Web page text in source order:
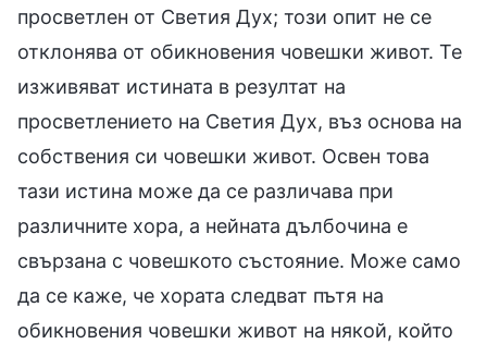
просветлен от Светия Дух; този опит не се
отклонява от обикновения човешки живот. Те
изживяват истината в резултат на
просветлението на Светия Дух, въз основа на
собствения си човешки живот. Освен това
тази истина може да се различава при
различните хора, а нейната дълбочина е
свързана с човешкото състояние. Може само
да се каже, че хората следват пътя на
обикновения човешки живот на някой, който